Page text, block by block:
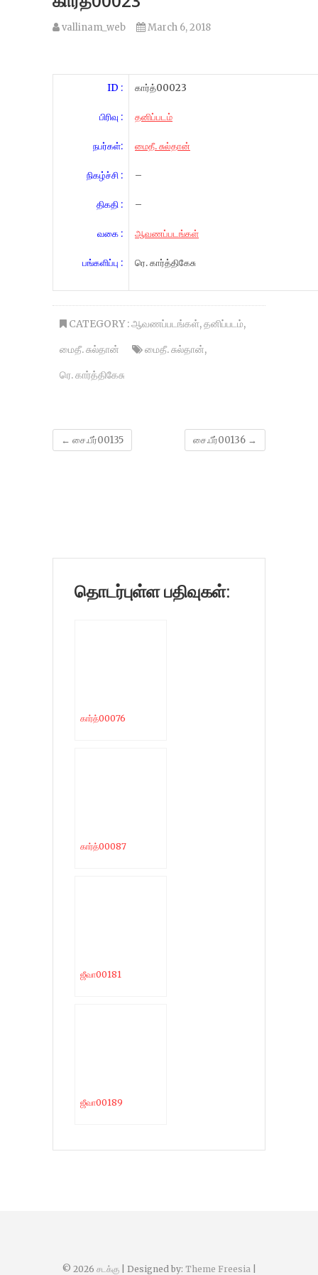
vallinam_web March 6, 2018
ID :
பிரிவு :
நபர்கள்:
நிகழ்ச்சி :
திகதி :
வகை :
பங்களிப்பு :
கார்த்00023
தனிப்படம்
மைதீ. சுல்தான்
–
–
ஆவணப்படங்கள்
ரெ. கார்த்திகேசு
CATEGORY :ஆவணப்படங்கள்,தனிப்படம்,
மைதீ. சுல்தான்
மைதீ. சுல்தான்,
ரெ. கார்த்திகேசு
← சை.பீர்00135 சை.பீர்00136 →
தொடர்புள்ள பதிவுகள்:
கார்த்00076
கார்த்00087
ஜீவா00181
ஜீவா00189
© 2026 சடக்கு| Designed by: Theme Freesia|